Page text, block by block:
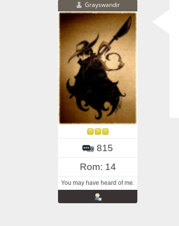
Grayswandir
815
Rom: 14
You may have heard of me.